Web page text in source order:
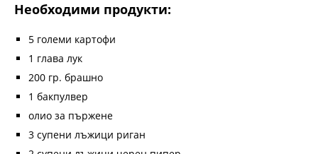
Необходими продукти:
5 големи картофи
1 глава лук
200 гр. брашно
1 бакпулвер
олио за пържене
3 супени лъжици риган